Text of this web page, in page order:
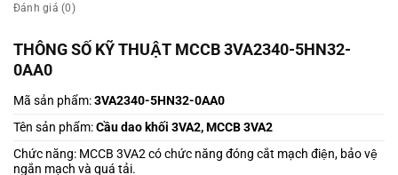
Đánh giá (0)
THÔNG SỐ KỸ THUẬT MCCB 3VA2340-5HN32-
0AA0
Mã sản phẩm:3VA2340-5HN32-0AA0
Tên sản phẩm:Cầu dao khối 3VA2, MCCB 3VA2
Chức năng: MCCB 3VA2 có chức năng đóng cắt mạch điện, bảo vệ
ngắn mạch và quá tải.